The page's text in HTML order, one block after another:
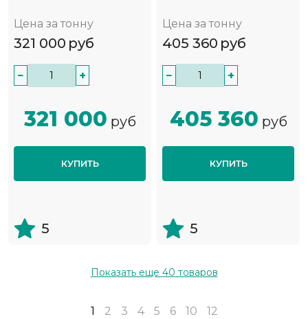
Цена за тонну
321 000 руб
− +
321 000 руб
КУПИТЬ
5
Цена за тонну
405 360 руб
− +
405 360 руб
КУПИТЬ
5
Показать еще 40 товаров
1 2 3 4 5 6 10 12